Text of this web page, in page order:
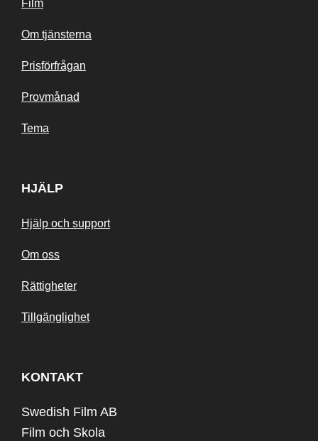
Film
Om tjänsterna
Prisförfrågan
Provmånad
Tema
HJÄLP
Hjälp och support
Om oss
Rättigheter
Tillgänglighet
KONTAKT
Swedish Film AB
Film och Skola